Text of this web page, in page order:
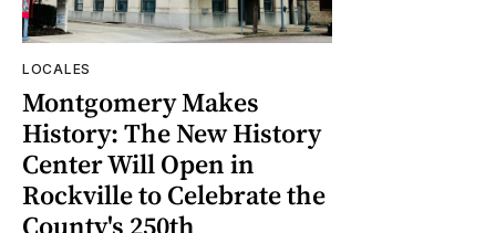
LOCALES
Montgomery Makes
History: The New History
Center Will Open in
Rockville to Celebrate the